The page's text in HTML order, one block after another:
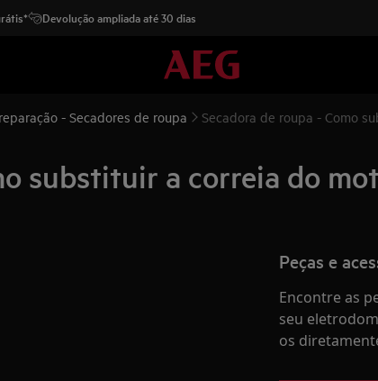
Devolução ampliada até 30 dias
- Secadores de roupa Secadora de roupa - Como
substituir a correia do
Peças e
Encontre as
seu
os